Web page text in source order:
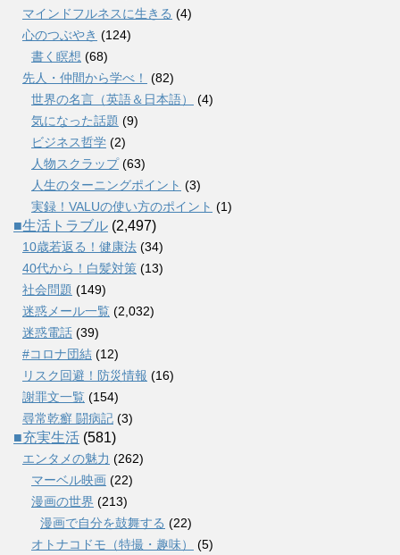
マインドフルネスに生きる (4)
心のつぶやき (124)
書く瞑想 (68)
先人・仲間から学べ！
(82)
世界の名言（英語＆日本語）
(4)
気になった話題 (9)
ビジネス哲学 (2)
人物スクラップ(63)
人生のターニングポイント (3)
実録！VALUの使い方のポイント (1)
■生活トラブル (2,497)
10歳若返る！健康法 (34)
40代から！白髪対策 (13)
社会問題 (149)
迷惑メール一覧 (2,032)
迷惑電話 (39)
#コロナ団結 (12)
リスク回避！防災情報 (16)
謝罪文一覧 (154)
尋常乾癬 闘病記 (3)
■充実生活 (581)
エンタメの魅力 (262)
マーベル映画 (22)
漫画の世界 (213)
漫画で自分を鼓舞する (22)
オトナコドモ（特撮・趣味）
(5)